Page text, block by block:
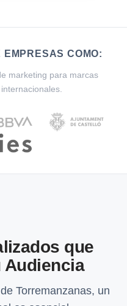
COMO:
marketing para marcas
que
Audiencia
Torremanzanas, un